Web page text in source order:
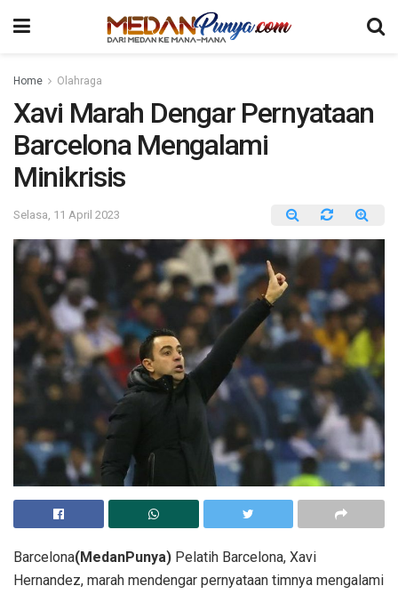
Home Olahraga
Xavi Marah Dengar Pernyataan
Barcelona Mengalami
Minikrisis
Selasa, 11 April 2023
Barcelona(MedanPunya) Pelatih Barcelona, Xavi
Hernandez, marah mendengar pernyataan timnya mengalami